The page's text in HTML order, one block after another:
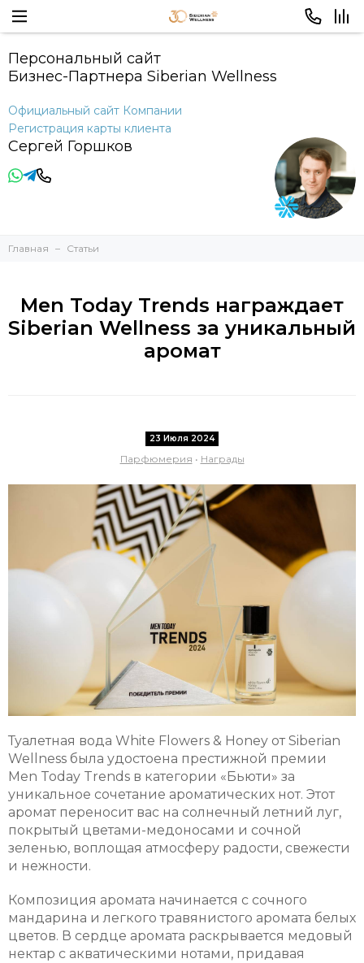
Персональный сайт
Бизнес-Партнера Siberian Wellness
Официальный сайт Компании
Регистрация карты клиента
Сергей Горшков
Главная Статьи
Men Today Trends награждает
Siberian Wellness за уникальный
аромат
23 Июля 2024
Парфюмерия • Награды
Туалетная вода White Flowers & Honey от Siberian
Wellness была удостоена престижной премии
Men Today Trends в категории «Бьюти» за
уникальное сочетание ароматических нот. Этот
аромат переносит вас на солнечный летний луг,
покрытый цветами-медоносами и сочной
зеленью, воплощая атмосферу радости, свежести
и нежности.
Композиция аромата начинается с сочного
мандарина и легкого травянистого аромата белых
цветов. В сердце аромата раскрывается медовый
нектар с акватическими нотами, придавая